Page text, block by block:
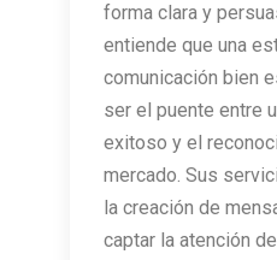
forma clara y
entiende que una
comunicación bien
ser el puente entre
exitoso y el
mercado. Sus
la creación de
captar la atención